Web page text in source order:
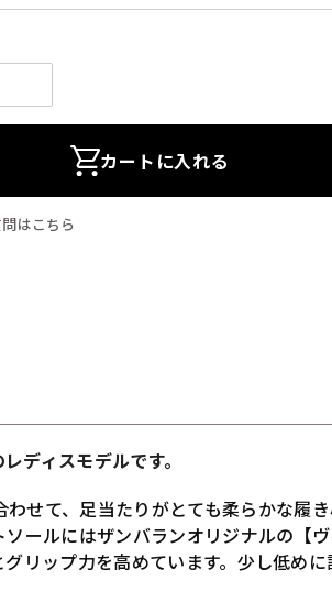
カートに入れる
はこちら
ディスモデルです。
せて、足当たりがとても柔らかな履
ールにはザンバランオリジナルの【
リップ力を高めています。少し低めに